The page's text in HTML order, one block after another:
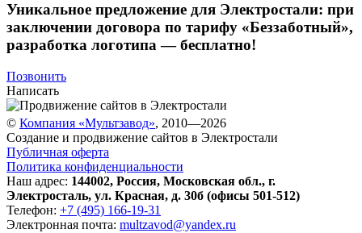
Уникальное предложение для Электростали: при
заключении договора по тарифу «Беззаботный»,
разработка логотипа — бесплатно!
Позвонить
Написать
© Компания «Мультзавод», 2010—2026
Создание и продвижение сайтов в Электростали
Публичная оферта
Политика конфиденциальности
Наш адрес: 144002, Россия, Московская обл., г.
Электросталь, ул. Красная, д. 30б (офисы 501-512)
Телефон: +7 (495) 166-19-31
Электронная почта: multzavod@yandex.ru